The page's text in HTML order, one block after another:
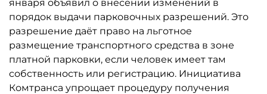
января объявил о внесении изменений в
порядок выдачи парковочных разрешений. Это
разрешение даёт право на льготное
размещение транспортного средства в зоне
платной парковки, если человек имеет там
собственность или регистрацию. Инициатива
Комтранса упрощает процедуру получения